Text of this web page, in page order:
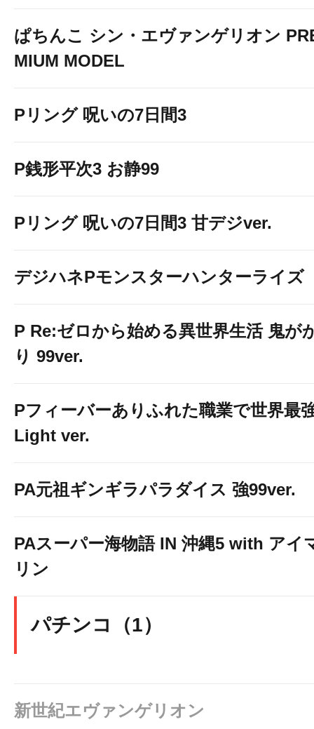
ぱちんこ シン・エヴァンゲリオン
MIUM MODEL
Pリング 呪いの7日間3
P銭形平次3 お静99
Pリング 呪いの7日間3 甘デジver.
デジハネPモンスターハンターライズ
P Re:ゼロから始める異世界生活 鬼が
り 99ver.
Pフィーバーありふれた職業で世界最
Light ver.
PA元祖ギンギラパラダイス 強99ver.
PAスーパー海物語 IN 沖縄5 with アイ
リン
パチンコ（1）
新世紀エヴァンゲリオン